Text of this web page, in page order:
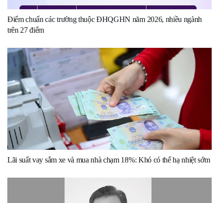
Điểm chuẩn các trường thuộc ĐHQGHN năm 2026, nhiều ngành
trên 27 điểm
Lãi suất vay sắm xe và mua nhà chạm 18%: Khó có thể hạ nhiệt sớm